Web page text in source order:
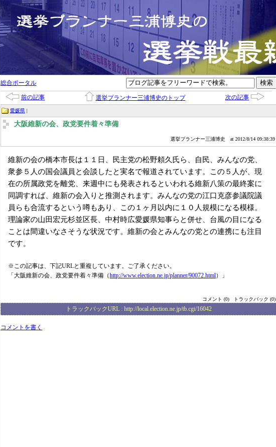
総合ポータル
前の記事 選挙プランナー三浦博史のトップ 次の記事
愛媛県 |
大阪維新の会、政党要件着々準備
選挙プランナー三浦博史 at 2012/8/14 09:38:39
維新の会の橋本市長は１１日、民主党の松野頼久氏ら、自民、みんなの党、
衆参５人の国会議員と会談したと実名で報道されています。この５人が、現
在の所属政党を離党、来週中にも発表されるといわれる維新八策の最終案に
同調すれば、維新の会入りと推測されます。みんなの党の江口克彦参議院議
員らも合流するという噂もあり、この１ヶ月以内に１０人規模になる模様。
理論家の山田宏元杉並区長、中村時広愛媛県知事らと併せ、台風の目になる
ことは間違いなさそうな状況です。維新の会とみんなの党との連携にも注目
です。
※この記事は、下記URLと重複しています。ご了承ください。
「大阪維新の会、政党要件着々準備（http://www.election.ne.jp/planner/90072.html）」
コメント (0) トラックバック (0)
トラックバックURL : http://local.election.ne.jp/tb.cgi/16042
コメントを書く